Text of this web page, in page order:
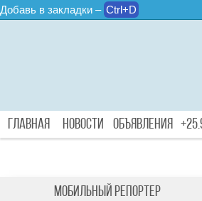
Добавь в закладки – Ctrl+D
Главная Новости Объявления
Мобильный репортер